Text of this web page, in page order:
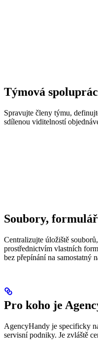
Týmová
Spravujte členy týmu,
sdílenou viditelností
Soubory,
Centralizujte úložiště
prostřednictvím vlastních
bez přepínání na samostatný
Pro koho je
AgencyHandy je specificky
servisní podniky. Je zvláště